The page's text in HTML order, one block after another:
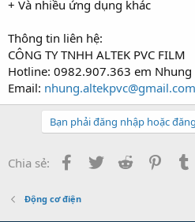
+ Và nhiều ứng dụng khác
Thông tin liên hệ:
CÔNG TY TNHH ALTEK PVC FILM
Hotline: 0982.907.363 em
Email: nhung.altekpvc@gmail.com
Bạn phải đăng nhập hoặc
Chia sẻ: Facebook
Twitter Reddit
Động cơ điện